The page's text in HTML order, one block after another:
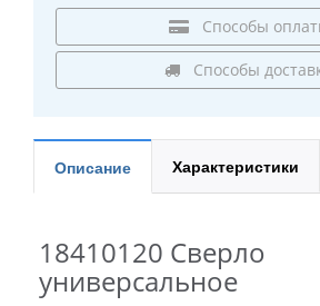
Способы
Способы
Описание Характеристики
18410120 Сверло
универсальное